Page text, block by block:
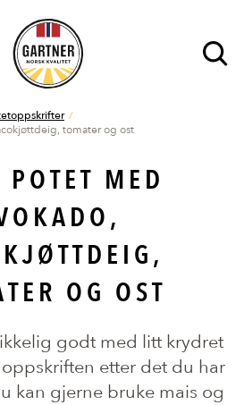
tomater og ost
POTET MED
OG OST
godt med litt krydret
etter det du har
kan gjerne bruke mais og